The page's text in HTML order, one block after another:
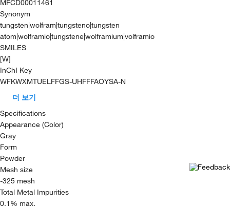
MFCD00011461
Synonym
tungsten|wolfram|tungsteno|tungsten
atom|wolframio|tungstene|wolframium|volframio
SMILES
[W]
InChI Key
WFKWXMTUELFFGS-UHFFFAOYSA-N
더 보기
Specifications
Appearance (Color)
Gray
Form
Powder
Mesh size
-325 mesh
Total Metal Impurities
0.1% max.